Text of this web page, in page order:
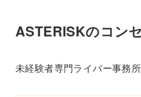
ASTERISKのコン
未経験者専門ライバー事務